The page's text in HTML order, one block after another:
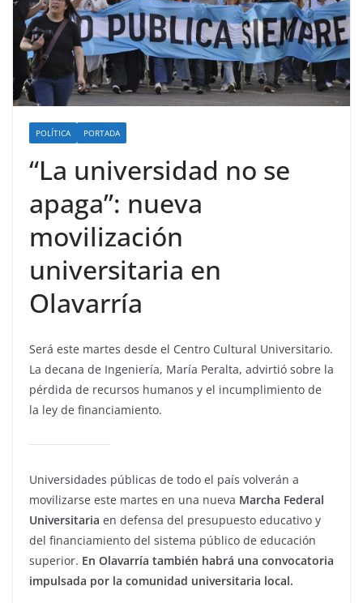
POLÍTICA PORTADA
“La universidad no se
apaga”: nueva
movilización
universitaria en
Olavarría
Será este martes desde el Centro Cultural Universitario.
La decana de Ingeniería, María Peralta, advirtió sobre la
pérdida de recursos humanos y el incumplimiento de
la ley de financiamiento.
Universidades públicas de todo el país volverán a
movilizarse este martes en una nueva Marcha Federal
Universitaria en defensa del presupuesto educativo y
del financiamiento del sistema público de educación
superior. En Olavarría también habrá una convocatoria
impulsada por la comunidad universitaria local.